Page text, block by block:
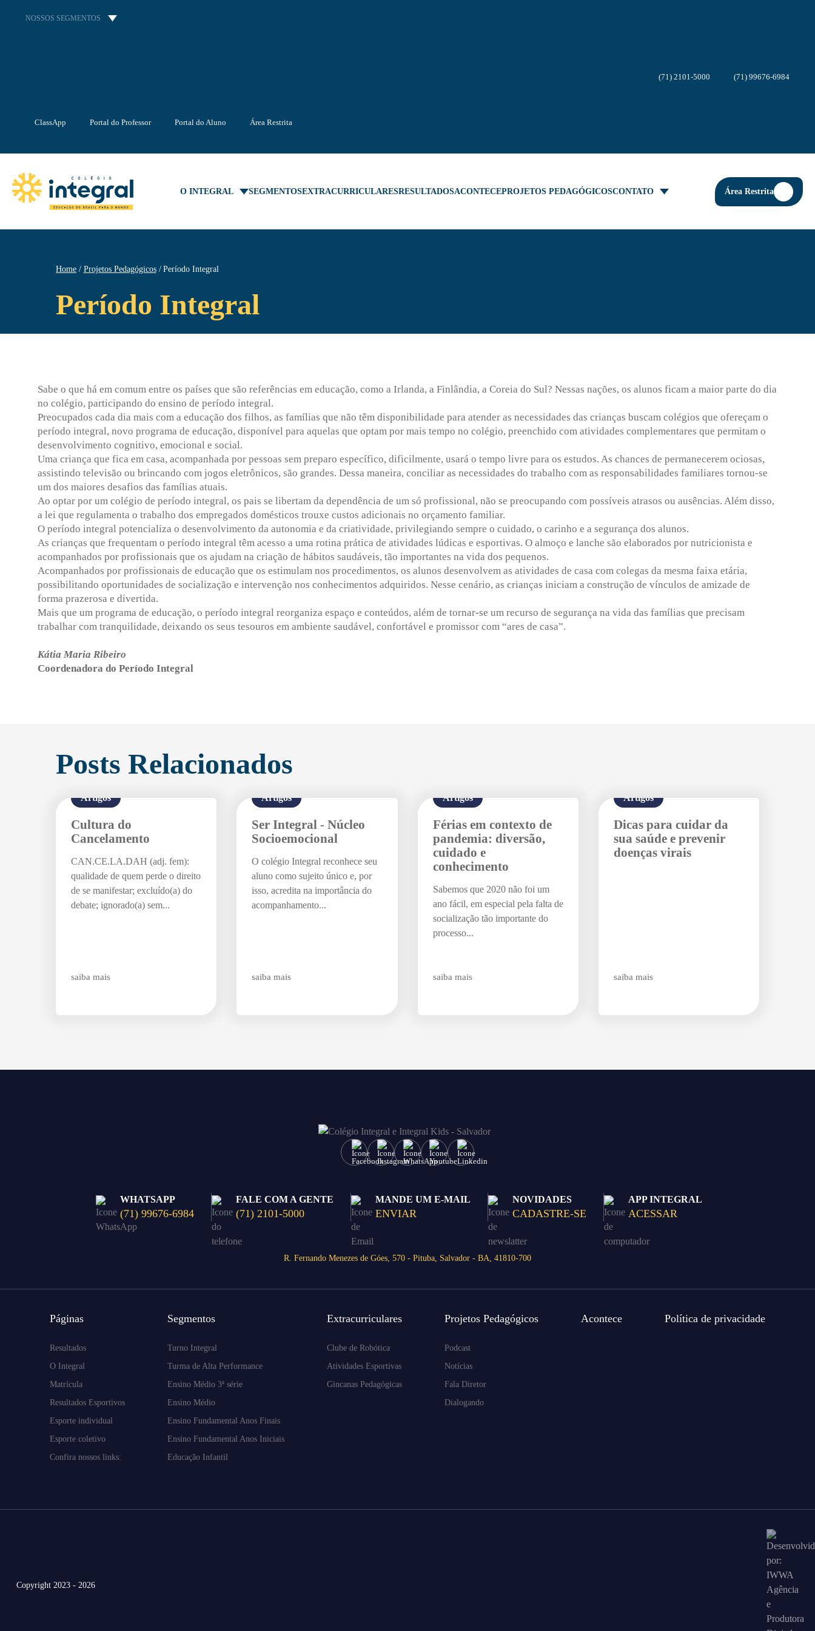
NOSSOS SEGMENTOS
ClassApp Portal do Professor Portal do Aluno Área Restrita
(71) 2101-5000 (71) 99676-6984
O INTEGRAL SEGMENTOSEXTRACURRICULARESRESULTADOSACONTECEPROJETOS PEDAGÓGICOSCONTATO Área Restrita
Home Projetos Pedagógicos Período Integral
Período Integral
Sabe o que há em comum entre os países que são referências em educação, como a Irlanda, a Finlândia, a Coreia do Sul? Nessas nações, os alunos ficam a maior parte do dia
no colégio, participando do ensino de período integral.
Preocupados cada dia mais com a educação dos filhos, as famílias que não têm disponibilidade para atender as necessidades das crianças buscam colégios que ofereçam o
período integral, novo programa de educação, disponível para aquelas que optam por mais tempo no colégio, preenchido com atividades complementares que permitam o
desenvolvimento cognitivo, emocional e social.
Uma criança que fica em casa, acompanhada por pessoas sem preparo específico, dificilmente, usará o tempo livre para os estudos. As chances de permanecerem ociosas,
assistindo televisão ou brincando com jogos eletrônicos, são grandes. Dessa maneira, conciliar as necessidades do trabalho com as responsabilidades familiares tornou-se
um dos maiores desafios das famílias atuais.
Ao optar por um colégio de período integral, os pais se libertam da dependência de um só profissional, não se preocupando com possíveis atrasos ou ausências. Além disso,
a lei que regulamenta o trabalho dos empregados domésticos trouxe custos adicionais no orçamento familiar.
O período integral potencializa o desenvolvimento da autonomia e da criatividade, privilegiando sempre o cuidado, o carinho e a segurança dos alunos.
As crianças que frequentam o período integral têm acesso a uma rotina prática de atividades lúdicas e esportivas. O almoço e lanche são elaborados por nutricionista e
acompanhados por profissionais que os ajudam na criação de hábitos saudáveis, tão importantes na vida dos pequenos.
Acompanhados por profissionais de educação que os estimulam nos procedimentos, os alunos desenvolvem as atividades de casa com colegas da mesma faixa etária,
possibilitando oportunidades de socialização e intervenção nos conhecimentos adquiridos. Nesse cenário, as crianças iniciam a construção de vínculos de amizade de
forma prazerosa e divertida.
Mais que um programa de educação, o período integral reorganiza espaço e conteúdos, além de tornar-se um recurso de segurança na vida das famílias que precisam
trabalhar com tranquilidade, deixando os seus tesouros em ambiente saudável, confortável e promissor com “ares de casa”.
Kátia Maria Ribeiro
Coordenadora do Período Integral
Posts Relacionados
Artigos
Cultura do
Cancelamento
CAN.CE.LA.DAH (adj. fem):
qualidade de quem perde o direito
de se manifestar; excluído(a) do
debate; ignorado(a) sem...
saiba mais
Artigos
Ser Integral - Núcleo
Socioemocional
O colégio Integral reconhece seu
aluno como sujeito único e, por
isso, acredita na importância do
acompanhamento...
saiba mais
Artigos
Férias em contexto de
pandemia: diversão,
cuidado e
conhecimento
Sabemos que 2020 não foi um
ano fácil, em especial pela falta de
socialização tão importante do
processo...
saiba mais
Artigos
Dicas para cuidar da
sua saúde e prevenir
doenças virais
saiba mais
WHATSAPP
(71) 99676-6984
FALE COM A GENTE
(71) 2101-5000
MANDE UM E-MAIL
ENVIAR
NOVIDADES
CADASTRE-SE
APP INTEGRAL
ACESSAR
R. Fernando Menezes de Góes, 570 - Pituba, Salvador - BA, 41810-700
Páginas
Resultados
O Integral
Matrícula
Resultados Esportivos
Esporte individual
Esporte coletivo
Confira nossos links:
Segmentos
Turno Integral
Turma de Alta Performance
Ensino Médio 3ª série
Ensino Médio
Ensino Fundamental Anos Finais
Ensino Fundamental Anos Iniciais
Educação Infantil
Extracurriculares
Clube de Robótica
Atividades Esportivas
Gincanas Pedagógicas
Projetos Pedagógicos
Podcast
Notícias
Fala Diretor
Dialogando
Acontece Política de privacidade
Copyright 2023 - 2026
Agende uma visita